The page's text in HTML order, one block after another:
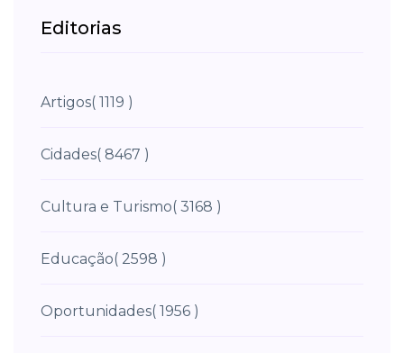
Editorias
Artigos( 1119 )
Cidades( 8467 )
Cultura e Turismo( 3168 )
Educação( 2598 )
Oportunidades( 1956 )